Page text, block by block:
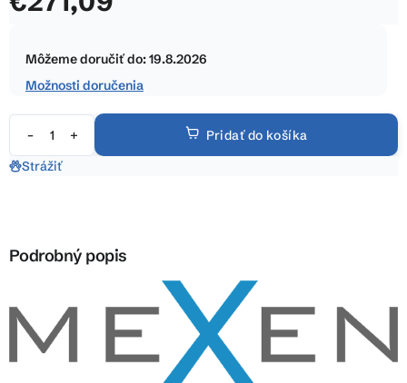
cena:
Môžeme doručiť do:19.8.2026
Možnosti doručenia
Pridať do košíka
Strážiť
Podrobný popis